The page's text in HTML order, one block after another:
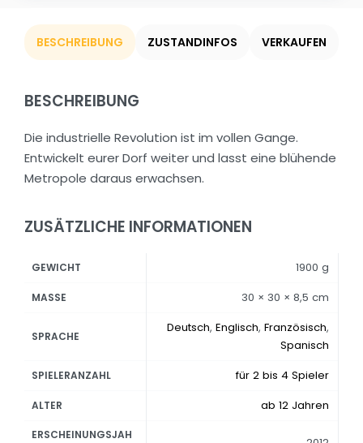
BESCHREIBUNG ZUSTANDINFOS VERKAUFEN
BESCHREIBUNG
Die industrielle Revolution ist im vollen Gange.
Entwickelt eurer Dorf weiter und lasst eine blühende
Metropole daraus erwachsen.
ZUSÄTZLICHE INFORMATIONEN
GEWICHT 1900 g
MASSE 30 × 30 × 8,5 cm
SPRACHE
Deutsch, Englisch, Französisch,
Spanisch
SPIELERANZAHL für 2 bis 4 Spieler
ALTER ab 12 Jahren
ERSCHEINUNGSJAH